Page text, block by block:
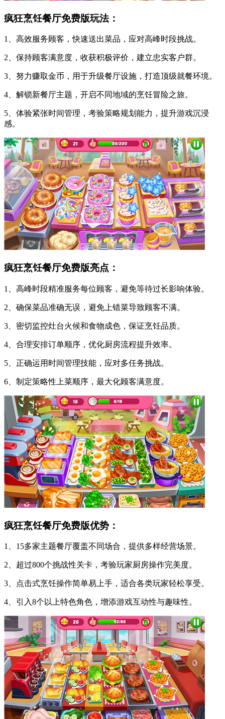
疯狂烹饪餐厅免费版玩法：
1、高效服务顾客，快速送出菜品，应对高峰时段挑战。
2、保持顾客满意度，收获积极评价，建立忠实客户群。
3、努力赚取金币，用于升级餐厅设施，打造顶级就餐环境。
4、解锁新餐厅主题，开启不同地域的烹饪冒险之旅。
5、体验紧张时间管理，考验策略规划能力，提升游戏沉浸
感。
疯狂烹饪餐厅免费版亮点：
1、高峰时段精准服务每位顾客，避免等待过长影响体验。
2、确保菜品准确无误，避免上错菜导致顾客不满。
3、密切监控灶台火候和食物成色，保证烹饪品质。
4、合理安排订单顺序，优化厨房流程提升效率。
5、正确运用时间管理技能，应对多任务挑战。
6、制定策略性上菜顺序，最大化顾客满意度。
疯狂烹饪餐厅免费版优势：
1、15多家主题餐厅覆盖不同场合，提供多样经营场景。
2、超过800个挑战性关卡，考验玩家厨房操作完美度。
3、点击式烹饪操作简单易上手，适合各类玩家轻松享受。
4、引入8个以上特色角色，增添游戏互动性与趣味性。